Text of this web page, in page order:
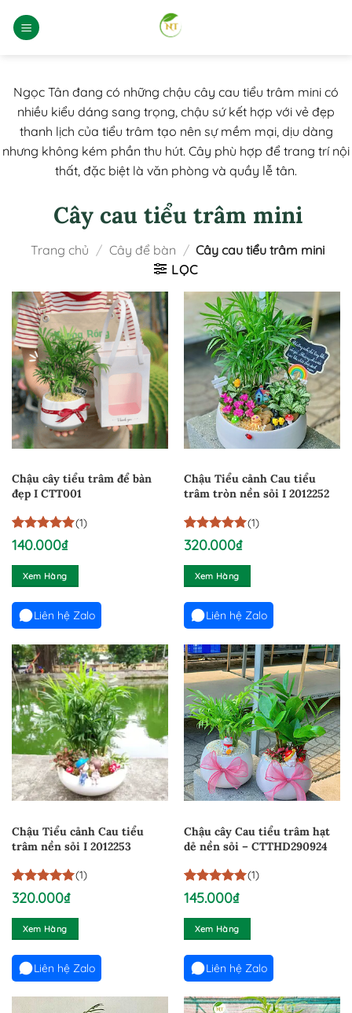
qua
Ngọc Tân đang có những chậu cây cau tiểu trâm mini có
nhiều kiểu dáng sang trọng, chậu sứ kết hợp với vẻ đẹp
thanh lịch của tiểu trâm tạo nên sự mềm mại, dịu dàng
nhưng không kém phần thu hút. Cây phù hợp để trang trí nội
thất, đặc biệt là văn phòng và quầy lễ tân.
Cây cau tiểu trâm mini
Trang chủ / Cây để bàn / Cây cau tiểu trâm mini
LỌC
Chậu cây tiểu trâm để bàn
đẹp I CTT001
5trên 5
dựa trên
1
đánh giá
(1)
140.000₫
Xem Hàng
Liên hệ Zalo
Chậu Tiểu cảnh Cau tiểu
trâm tròn nền sỏi I 2012252
5trên 5
dựa trên
1
đánh giá
(1)
320.000₫
Xem Hàng
Liên hệ Zalo
Chậu Tiểu cảnh Cau tiểu
trâm nền sỏi I 2012253
5trên 5
dựa trên
1
đánh giá
(1)
320.000₫
Xem Hàng
Liên hệ Zalo
Chậu cây Cau tiểu trâm hạt
dẻ nền sỏi – CTTHD290924
5trên 5
dựa trên
1
đánh giá
(1)
145.000₫
Xem Hàng
Liên hệ Zalo